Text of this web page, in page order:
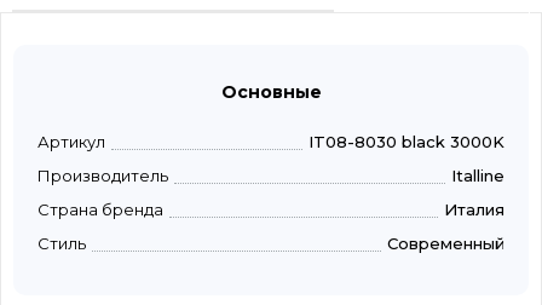
Основные
Артикул
IT08-8030 black 3000K
Производитель
Italline
Страна бренда
Италия
Стиль
Современный